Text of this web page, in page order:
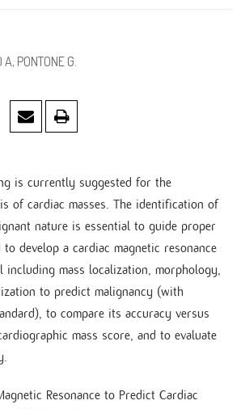
PONTONE G.
is currently suggested for the
of cardiac masses. The identification of
nature is essential to guide proper
to develop a cardiac magnetic resonance
including mass localization, morphology,
to predict malignancy (with
to compare its accuracy versus
mass score, and to evaluate
Resonance to Predict Cardiac